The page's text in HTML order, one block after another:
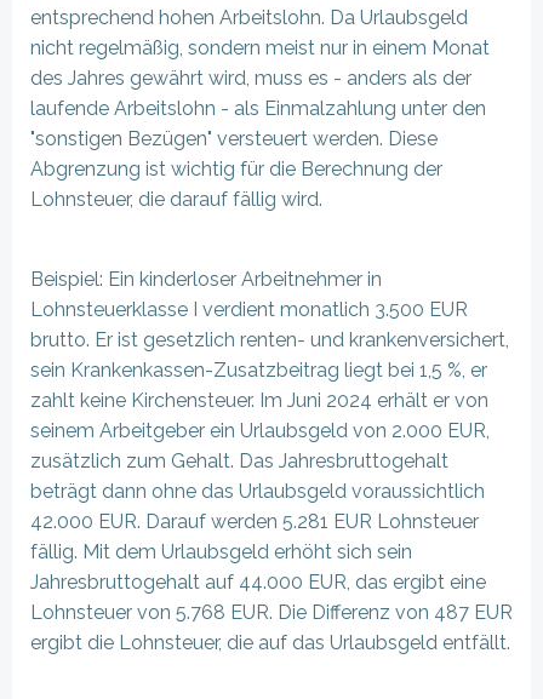
entsprechend hohen Arbeitslohn. Da Urlaubsgeld
nicht regelmäßig, sondern meist nur in einem Monat
des Jahres gewährt wird, muss es - anders als der
laufende Arbeitslohn - als Einmalzahlung unter den
"sonstigen Bezügen" versteuert werden. Diese
Abgrenzung ist wichtig für die Berechnung der
Lohnsteuer, die darauf fällig wird.
Beispiel: Ein kinderloser Arbeitnehmer in
Lohnsteuerklasse I verdient monatlich 3.500 EUR
brutto. Er ist gesetzlich renten- und krankenversichert,
sein Krankenkassen-Zusatzbeitrag liegt bei 1,5 %, er
zahlt keine Kirchensteuer. Im Juni 2024 erhält er von
seinem Arbeitgeber ein Urlaubsgeld von 2.000 EUR,
zusätzlich zum Gehalt. Das Jahresbruttogehalt
beträgt dann ohne das Urlaubsgeld voraussichtlich
42.000 EUR. Darauf werden 5.281 EUR Lohnsteuer
fällig. Mit dem Urlaubsgeld erhöht sich sein
Jahresbruttogehalt auf 44.000 EUR, das ergibt eine
Lohnsteuer von 5.768 EUR. Die Differenz von 487 EUR
ergibt die Lohnsteuer, die auf das Urlaubsgeld entfällt.